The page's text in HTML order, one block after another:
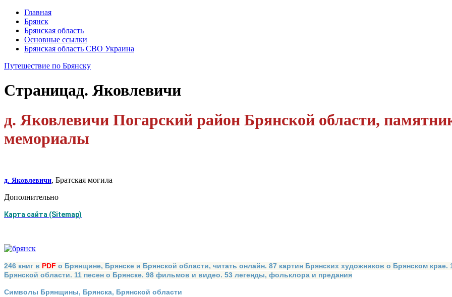
Главная
Брянск
Брянская область
Основные ссылки
Брянская область СВО Украина
Путешествие по Брянску
Страницад. Яковлевичи
д. Яковлевичи Погарский район Брянской области,
мемориалы
д. Яковлевичи, Братская могила
Дополнительно
Карта сайта (Sitemap)
246 книг в PDF о Брянщине, Брянске и Брянской области, читать онлайн. 87 картин Брянских художников о Брянском
Брянской области. 11 песен о Брянске. 98 фильмов и видео. 53 легенды, фольклора и предания
Символы Брянщины, Брянска, Брянской области